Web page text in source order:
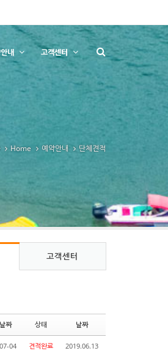
내 고객센터
Home 예약안내 단체견적
고객센터
짜 상태 날짜
04 견적완료 2019.06.13